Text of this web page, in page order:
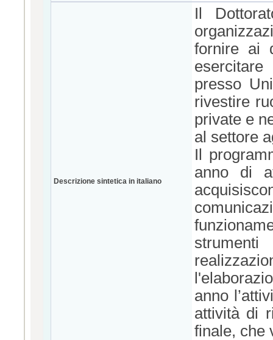
Descrizione sintetica in italiano
Il
fornire ai
presso
rivestire
private e
al settore
Il
anno di
anno
attività di
finale, che